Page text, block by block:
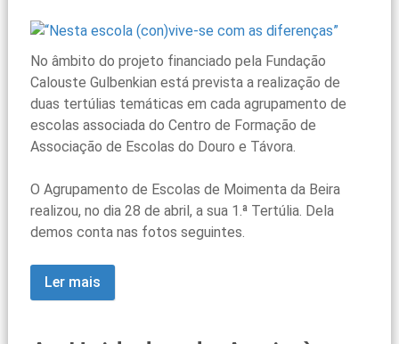
No âmbito do projeto financiado pela Fundação
Calouste Gulbenkian está prevista a realização de
duas tertúlias temáticas em cada agrupamento de
escolas associada do Centro de Formação de
Associação de Escolas do Douro e Távora.
O Agrupamento de Escolas de Moimenta da Beira
realizou, no dia 28 de abril, a sua 1.ª Tertúlia. Dela
demos conta nas fotos seguintes.
Ler mais